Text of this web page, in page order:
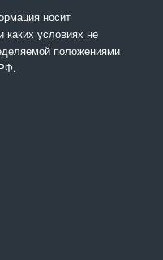
носит
каких условиях не
положениями